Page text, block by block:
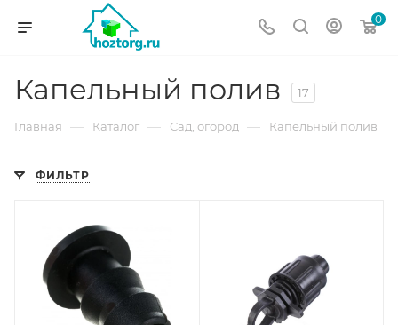
0
Капельный полив 17
Главная — Каталог — Сад, огород — Капельный полив
ФИЛЬТР